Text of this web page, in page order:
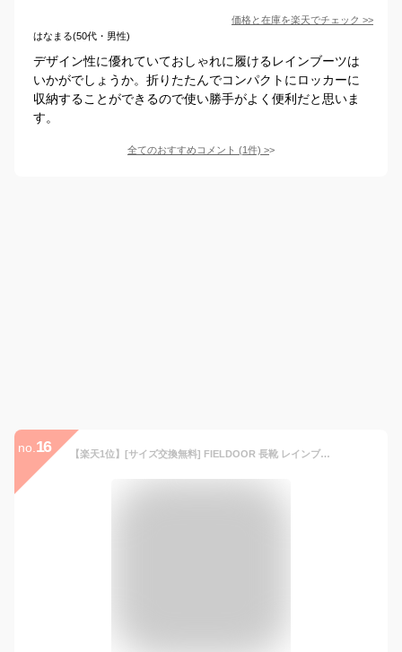
価格と在庫を楽天でチェック >>
はなまる(50代・男性)
デザイン性に優れていておしゃれに履けるレインブーツは
いかがでしょうか。折りたたんでコンパクトにロッカーに
収納することができるので使い勝手がよく便利だと思いま
す。
全てのおすすめコメント (1件) >
no. 16 【楽天1位】[サイズ交換無料] FIELDOOR 長靴 レインブーツ レディース ロング 21cm〜28cm 長くつ 靴 ラバーブーツ メンズ キッズ 大きいサイズ 雨 雨用 収納袋付き キャンプ フェス アウトドア ガーデニング 農作業 釣り フィッシング 折りたたみ 1年保証 ■[送料無料]